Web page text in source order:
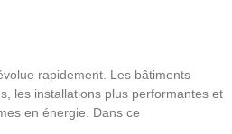
rapidement. Les bâtiments
les installations plus performantes et
en énergie. Dans ce